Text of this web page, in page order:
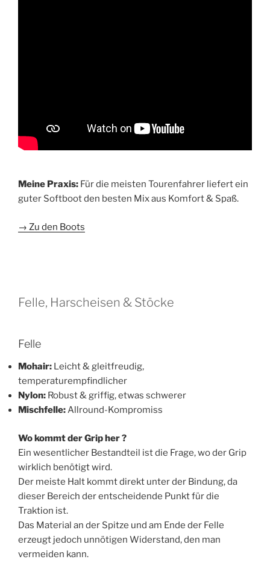
Meine Praxis: Für die meisten Tourenfahrer liefert ein
guter Softboot den besten Mix aus Komfort & Spaß.
→ Zu den Boots
Felle, Harscheisen & Stöcke
Felle
Mohair: Leicht & gleitfreudig,
temperaturempfindlicher
Nylon: Robust & griffig, etwas schwerer
Mischfelle:Allround-Kompromiss
Wo kommt der Grip her ?
Ein wesentlicher Bestandteil ist die Frage, wo der Grip
wirklich benötigt wird.
Der meiste Halt kommt direkt unter der Bindung, da
dieser Bereich der entscheidende Punkt für die
Traktion ist.
Das Material an der Spitze und am Ende der Felle
erzeugt jedoch unnötigen Widerstand, den man
vermeiden kann.